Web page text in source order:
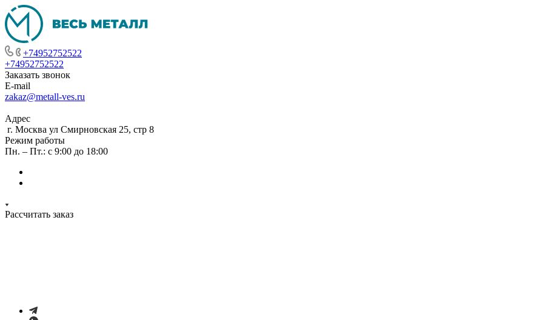
+74952752522
+74952752522
Заказать звонок
E-mail
zakaz@metall-ves.ru
Адрес
г. Москва ул Смирновская 25, стр 8
Режим работы
Пн. – Пт.: с 9:00 до 18:00
Рассчитать заказ